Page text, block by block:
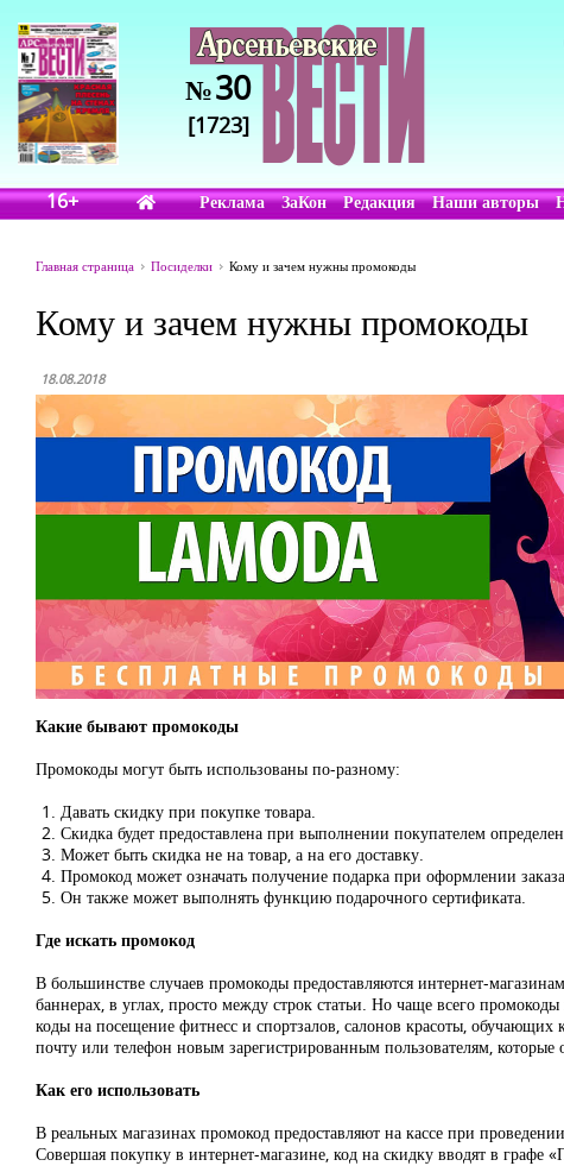
№30
[1723]
16+ Реклама ЗаКон Редакция Наши авторы
Главная страница Посиделки Кому и зачем нужны промокоды
Кому и зачем нужны промокоды
18.08.2018
Какие бывают промокоды
Промокоды могут быть использованы по-разному:
Давать скидку при покупке товара.
Скидка будет предоставлена при выполнении покупателем
Может быть скидка не на товар, а на его доставку.
Промокод может означать получение подарка при оформлении
Он также может выполнять функцию подарочного сертификата.
Где искать промокод
В большинстве случаев промокоды предоставляются интернет-
баннерах, в углах, просто между строк статьи. Но чаще всего
коды на посещение фитнесс и спортзалов, салонов красоты,
почту или телефон новым зарегистрированным пользователям,
Как его использовать
В реальных магазинах промокод предоставляют на кассе при
Совершая покупку в интернет-магазине, код на скидку вводят в графе